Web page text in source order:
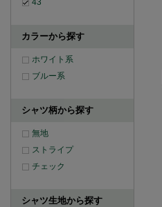
43
カラーから探す
ホワイト系
ブルー系
シャツ柄から探す
無地
ストライプ
チェック
シャツ生地から探す